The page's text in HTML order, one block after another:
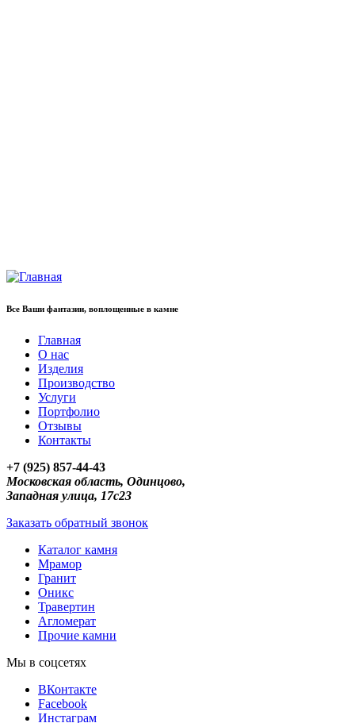
Все Ваши фантазии, воплощенные в камне
Главная
О нас
Изделия
Производство
Услуги
Портфолио
Отзывы
Контакты
+7 (925) 857-44-43
Московская область, Одинцово,
Западная улица, 17с23
Заказать обратный звонок
Каталог камня
Мрамор
Гранит
Оникс
Травертин
Агломерат
Прочие камни
Мы в соцсетях
ВКонтакте
Facebook
Инстаграм